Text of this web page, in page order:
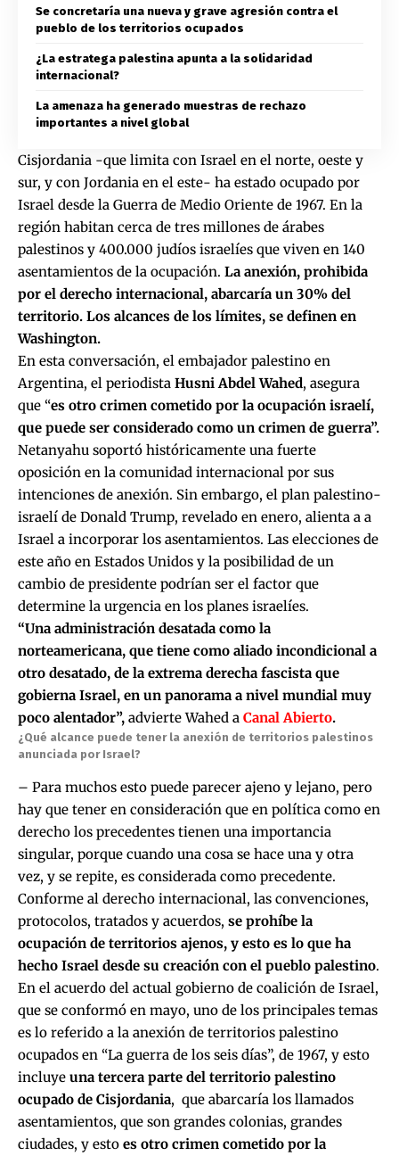
Se concretaría una nueva y grave agresión contra el
pueblo de los territorios ocupados
¿La estratega palestina apunta a la solidaridad
internacional?
La amenaza ha generado muestras de rechazo
importantes a nivel global
Cisjordania -que limita con Israel en el norte, oeste y
sur, y con Jordania en el este- ha estado ocupado por
Israel desde la Guerra de Medio Oriente de 1967. En la
región habitan cerca de tres millones de árabes
palestinos y 400.000 judíos israelíes que viven en 140
asentamientos de la ocupación. La anexión, prohibida
por el derecho internacional, abarcaría un 30% del
territorio. Los alcances de los límites, se definen en
Washington.
En esta conversación, el embajador palestino en
Argentina, el periodista Husni Abdel Wahed, asegura
que “es otro crimen cometido por la ocupación israelí,
que puede ser considerado como un crimen de guerra”.
Netanyahu soportó históricamente una fuerte
oposición en la comunidad internacional por sus
intenciones de anexión. Sin embargo, el plan palestino-
israelí de Donald Trump, revelado en enero, alienta a a
Israel a incorporar los asentamientos. Las elecciones de
este año en Estados Unidos y la posibilidad de un
cambio de presidente podrían ser el factor que
determine la urgencia en los planes israelíes.
“Una administración desatada como la
norteamericana, que tiene como aliado incondicional a
otro desatado, de la extrema derecha fascista que
gobierna Israel, en un panorama a nivel mundial muy
poco alentador”, advierte Wahed a Canal Abierto.
¿Qué alcance puede tener la anexión de territorios palestinos
anunciada por Israel?
– Para muchos esto puede parecer ajeno y lejano, pero
hay que tener en consideración que en política como en
derecho los precedentes tienen una importancia
singular, porque cuando una cosa se hace una y otra
vez, y se repite, es considerada como precedente.
Conforme al derecho internacional, las convenciones,
protocolos, tratados y acuerdos, se prohíbe la
ocupación de territorios ajenos, y esto es lo que ha
hecho Israel desde su creación con el pueblo palestino.
En el acuerdo del actual gobierno de coalición de Israel,
que se conformó en mayo, uno de los principales temas
es lo referido a la anexión de territorios palestino
ocupados en “La guerra de los seis días”, de 1967, y esto
incluye una tercera parte del territorio palestino
ocupado de Cisjordania, que abarcaría los llamados
asentamientos, que son grandes colonias, grandes
ciudades, y esto es otro crimen cometido por la